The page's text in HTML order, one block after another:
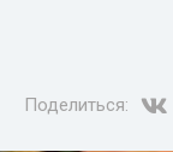
Поделиться: